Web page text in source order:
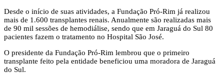
Desde o início de suas atividades, a Fundação Pró-Rim já realizou
mais de 1.600 transplantes renais. Anualmente são realizadas mais
de 90 mil sessões de hemodiálise, sendo que em Jaraguá do Sul 80
pacientes fazem o tratamento no Hospital São José.
O presidente da Fundação Pró-Rim lembrou que o primeiro
transplante feito pela entidade beneficiou uma moradora de Jaraguá
do Sul.